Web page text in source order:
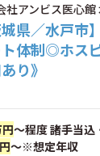
社アンビス医心館
城県／水戸
体制◎ホス
り》
～程度 諸手当
～※想定年収